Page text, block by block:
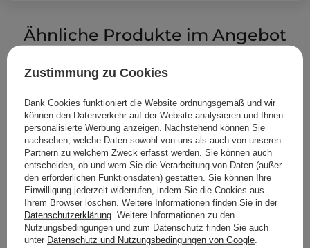
Ähnliche Produkte im Angebot
Zustimmung zu Cookies
Dank Cookies funktioniert die Website ordnungsgemäß und wir
können den Datenverkehr auf der Website analysieren und Ihnen
personalisierte Werbung anzeigen. Nachstehend können Sie
nachsehen, welche Daten sowohl von uns als auch von unseren
Partnern zu welchem Zweck erfasst werden. Sie können auch
entscheiden, ob und wem Sie die Verarbeitung von Daten (außer
den erforderlichen Funktionsdaten) gestatten. Sie können Ihre
Einwilligung jederzeit widerrufen, indem Sie die Cookies aus
Ihrem Browser löschen. Weitere Informationen finden Sie in der
Datenschutzerklärung . Weitere Informationen zu den
Nutzungsbedingungen und zum Datenschutz finden Sie auch
unter Datenschutz und Nutzungsbedingungen von Google